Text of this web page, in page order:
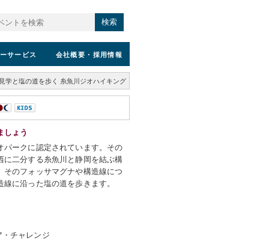
検索
サービス 会社概要 ・採用情報
学と塩の道を歩く 糸魚川ジオハイキング
しょう
ークに認定されています。その
二分する糸魚川と静岡を結ぶ構
のフォッサマグナや構造線につ
に沿った塩の道を歩きます。
チャレンジ